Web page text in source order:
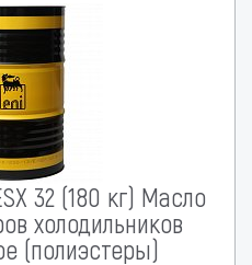
32 (180 кг) Масло
холодильников
(полиэстеры)